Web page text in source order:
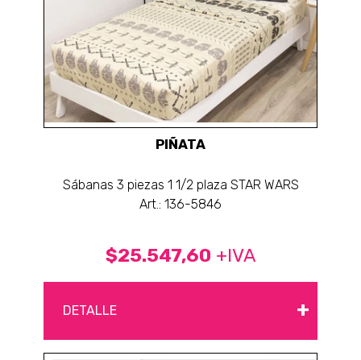
PIÑATA
Sábanas 3 piezas 1 1/2 plaza STAR WARS
Art.: 136-5846
$25.547,60 +IVA
DETALLE +